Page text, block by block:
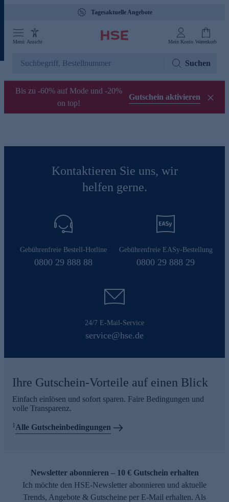
Tagesaktuelle Angebote
Menü Ansicht Mein Konto Warenkorb
Suchen
Bis zu -60% auf Mode und -20%
on top!
Gutschein aktivieren
Kontaktieren Sie uns, wir
helfen gerne.
Gebührenfreie Bestell-Hotline
0800 29 888 88
Gebührenfreie EASy-Bestellung
0800 29 888 29
24/7 E-Mail-Service
service@hse.de
Ihre Gutschein-Vorteile auf einen Blick
Einfach einlösen und sofort sparen. Faire Bedingungen und
volle Transparenz.
1Alle Gutscheinbedingungen
Newsletter abonnieren – 10 € Gutschein erhalten
Ich möchte den HSE-Newsletter abonnieren und aktuelle
Trends, Angebote & Gutscheine per E-Mail erhalten. Als